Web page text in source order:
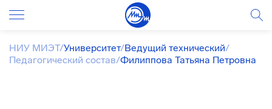
НИУ МИЭТ/Университет/Ведущий технический/
Педагогический состав/Филиппова Татьяна Петровна